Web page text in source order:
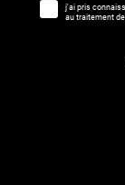
j'ai pris
au traitement